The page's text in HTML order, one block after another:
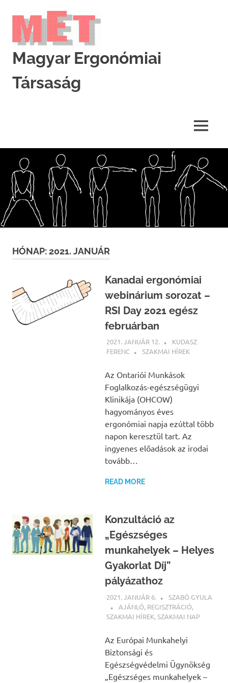
content
Magyar Ergonómiai
Társaság
MENU
HÓNAP:2021. JANUÁR
Kanadai ergonómiai
webinárium sorozat –
RSI Day 2021 egész
februárban
2021. JANUÁR 12.
KUDASZ
FERENC
SZAKMAI HÍREK
Az Ontariói Munkások
Foglalkozás-egészségügyi
Klinikája (OHCOW)
hagyományos éves
ergonómiai napja ezúttal több
napon keresztül tart. Az
ingyenes előadások az irodai
tovább…
READ MORE
Konzultáció az
„Egészséges
munkahelyek – Helyes
Gyakorlat Díj”
pályázathoz
2021. JANUÁR 6.
SZABÓ GYULA
AJÁNLÓ, REGISZTRÁCIÓ,
SZAKMAI HÍREK,SZAKMAI NAP
Az Európai Munkahelyi
Biztonsági és
Egészségvédelmi Ügynökség
„Egészséges munkahelyek –